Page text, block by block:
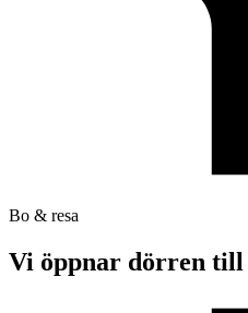
Bo & resa
Vi öppnar dörren till